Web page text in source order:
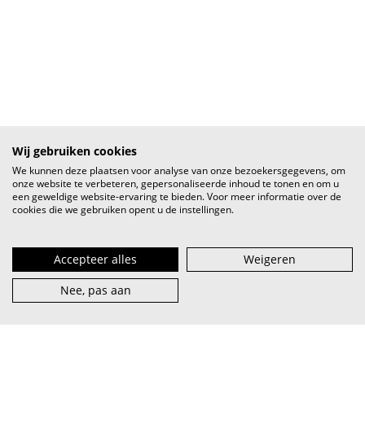
Wij gebruiken cookies
We kunnen deze plaatsen voor analyse van onze bezoekersgegevens, om
onze website te verbeteren, gepersonaliseerde inhoud te tonen en om u
een geweldige website-ervaring te bieden. Voor meer informatie over de
cookies die we gebruiken opent u de instellingen.
Accepteer alles
Weigeren
Nee, pas aan